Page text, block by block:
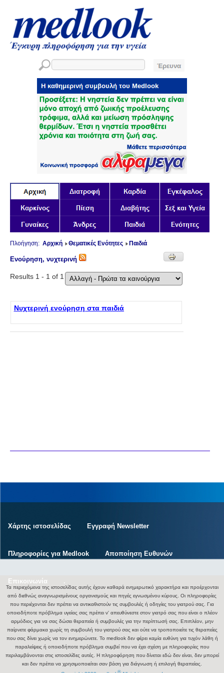
Πλοήγηση: Αρχική Θεματικές Ενότητες Παιδιά
Ενούρηση, νυχτερινή
Results 1 - 1 of 1
Νυχτερινή ενούρηση στα παιδιά
Χάρτης ιστοσελίδας Εγγραφή Newsletter
Πληροφορίες για Medlook Αποποίηση Ευθυνών
Επικοινωνία .
Τα περιεχόμενα της ιστοσελίδας αυτής έχουν καθαρά ενημερωτικό χαρακτήρα και προέρχονται
από διεθνώς αναγνωρισμένους οργανισμούς και πηγές εγνωσμένου κύρους. Οι πληροφορίες
που περιέχονται δεν πρέπει να αντικαθιστούν τις συμβουλές ή οδηγίες του γιατρού σας. Για
οποιοδήποτε πρόβλημα υγείας σας πρέπει ν' απευθύνεστε στον γιατρό σας που είναι ο πλέον
αρμόδιος για να σας δώσει θεραπεία ή συμβουλές για την περίπτωσή σας. Επιπλέον, μην
παίρνετε φάρμακα χωρίς τη συμβουλή του γιατρού σας και ούτε να τροποποιείτε τις θεραπείες
που σας δίνει χωρίς να τον ενημερώνετε. Το medlook δεν φέρει καμία ευθύνη για τυχόν λάθη ή
παραλείψεις ή οποιοδήποτε πρόβλημα συμβεί που να έχει σχέση με πληροφορίες που
περιλαμβάνονται στις ιστοσελίδες αυτές. Η πληροφόρηση που δίνεται εδώ δεν είναι, δεν μπορεί
και δεν πρέπει να χρησιμοποιείται σαν βάση για διάγνωση ή επιλογή θεραπείας.